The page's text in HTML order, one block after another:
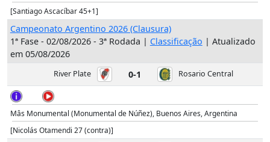
[Santiago Ascacíbar 45+1]
Campeonato Argentino 2026 (Clausura)
1ª Fase - 02/08/2026 - 3ª Rodada | Classificação | Atualizado
em 05/08/2026
River Plate 0-1 Rosario Central
Mâs Monumental (Monumental de Núñez), Buenos Aires, Argentina
[Nicolás Otamendi 27 (contra)]